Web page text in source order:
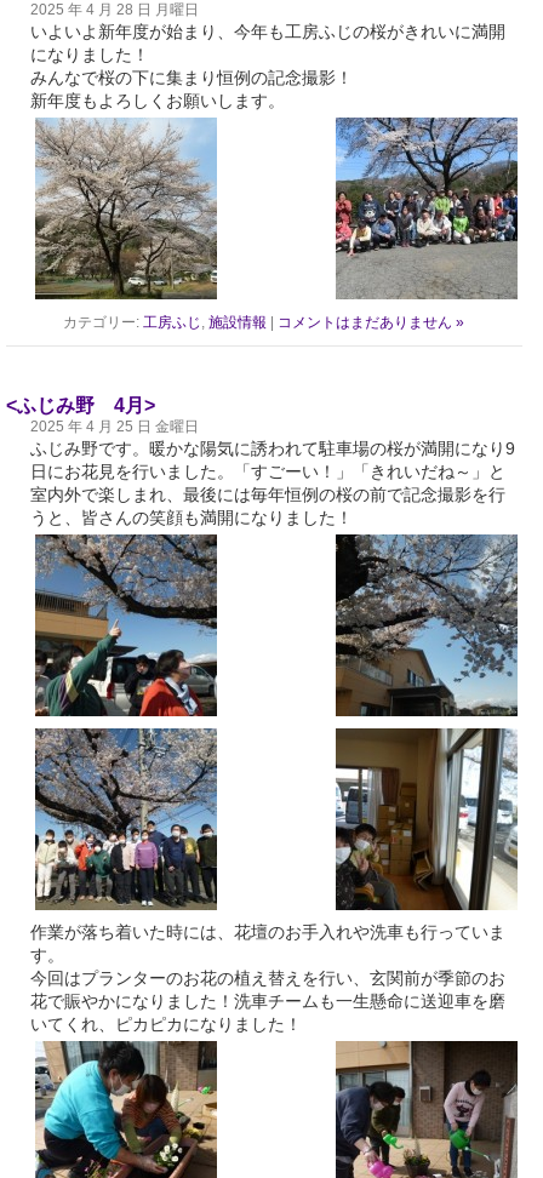
2025 年 4 月 28 日 月曜日
いよいよ新年度が始まり、今年も工房ふじの桜がきれいに満開
になりました！
みんなで桜の下に集まり恒例の記念撮影！
新年度もよろしくお願いします。
カテゴリー:工房ふじ ,施設情報 コメントはまだありません »
<ふじみ野 4月>
2025 年 4 月 25 日 金曜日
ふじみ野です。暖かな陽気に誘われて駐車場の桜が満開になり9
日にお花見を行いました。「すごーい！」「きれいだね～」と
室内外で楽しまれ、最後には毎年恒例の桜の前で記念撮影を行
うと、皆さんの笑顔も満開になりました！
作業が落ち着いた時には、花壇のお手入れや洗車も行っていま
す。
今回はプランターのお花の植え替えを行い、玄関前が季節のお
花で賑やかになりました！洗車チームも一生懸命に送迎車を磨
いてくれ、ピカピカになりました！